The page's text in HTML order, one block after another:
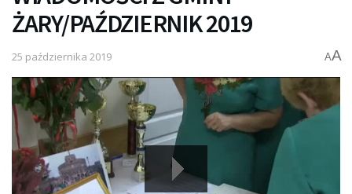
ŻARY/PAŹDZIERNIK 2019
25 października 2019 AA